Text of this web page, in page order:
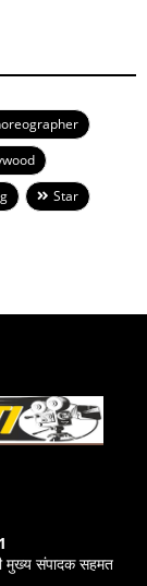
Star
मुख्य संपादक सहमत